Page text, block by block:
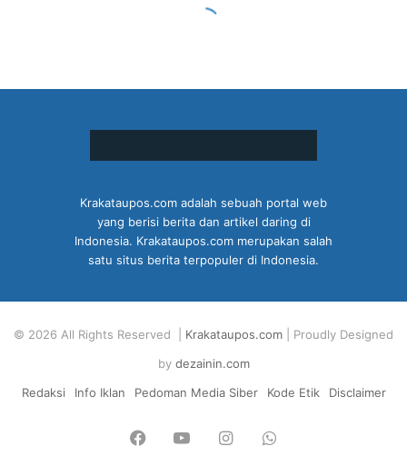
Krakataupos.com adalah sebuah portal web
yang berisi berita dan artikel daring di
Indonesia. Krakataupos.com merupakan salah
satu situs berita terpopuler di Indonesia.
© 2026 All Rights Reserved | Krakataupos.com | Proudly Designed
by dezainin.com
Redaksi
Info Iklan Pedoman Media Siber Kode Etik Disclaimer
FacebookYouTubeInstagramWhatsApp